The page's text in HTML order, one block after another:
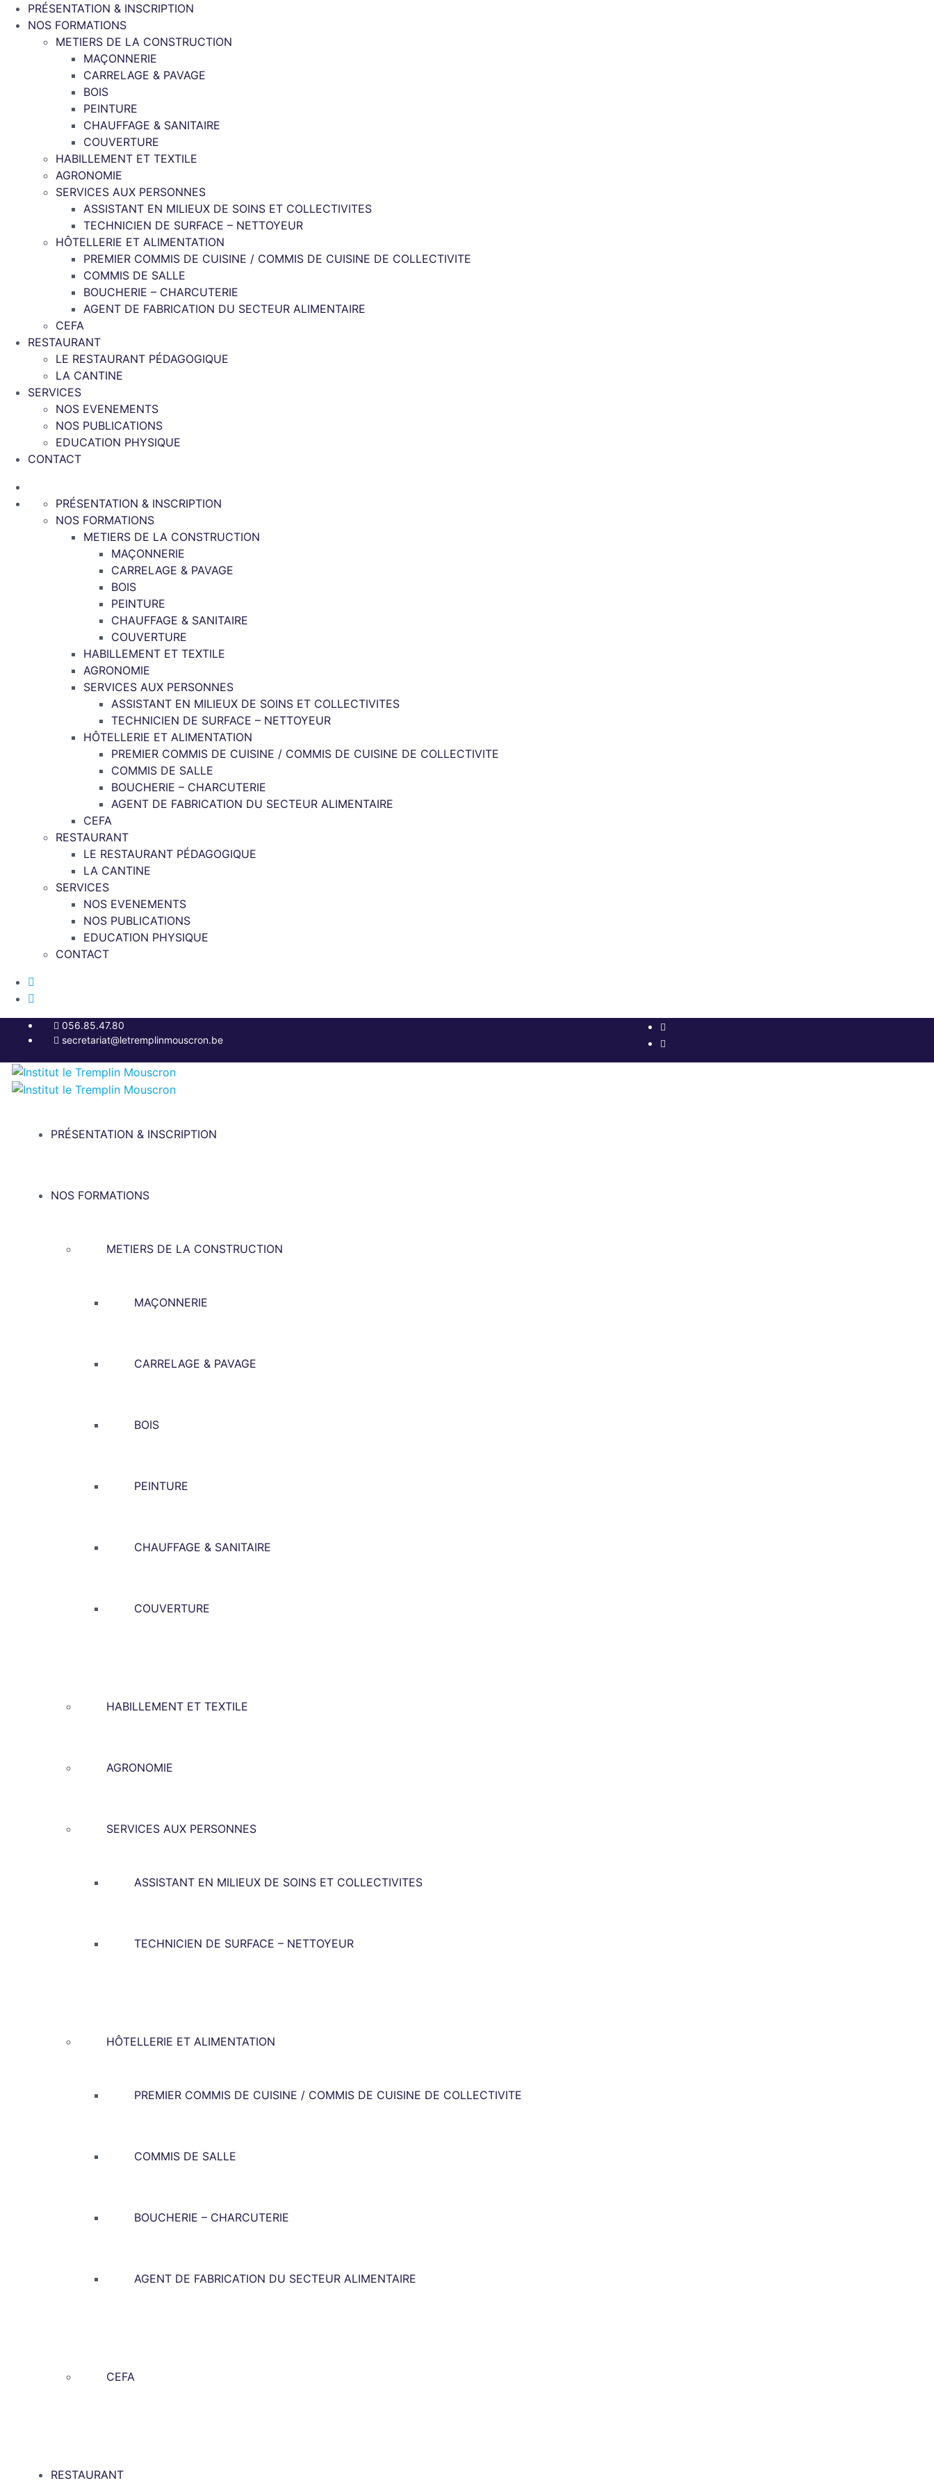
PRÉSENTATION & INSCRIPTION
NOS FORMATIONS
METIERS DE LA CONSTRUCTION
MAÇONNERIE
CARRELAGE & PAVAGE
BOIS
PEINTURE
CHAUFFAGE & SANITAIRE
COUVERTURE
HABILLEMENT ET TEXTILE
AGRONOMIE
SERVICES AUX PERSONNES
ASSISTANT EN MILIEUX DE SOINS ET COLLECTIVITES
TECHNICIEN DE SURFACE – NETTOYEUR
HÔTELLERIE ET ALIMENTATION
PREMIER COMMIS DE CUISINE / COMMIS DE CUISINE DE COLLECTIVITE
COMMIS DE SALLE
BOUCHERIE – CHARCUTERIE
AGENT DE FABRICATION DU SECTEUR ALIMENTAIRE
CEFA
RESTAURANT
LE RESTAURANT PÉDAGOGIQUE
LA CANTINE
SERVICES
NOS EVENEMENTS
NOS PUBLICATIONS
EDUCATION PHYSIQUE
CONTACT
PRÉSENTATION & INSCRIPTION
NOS FORMATIONS
METIERS DE LA CONSTRUCTION
MAÇONNERIE
CARRELAGE & PAVAGE
BOIS
PEINTURE
CHAUFFAGE & SANITAIRE
COUVERTURE
HABILLEMENT ET TEXTILE
AGRONOMIE
SERVICES AUX PERSONNES
ASSISTANT EN MILIEUX DE SOINS ET COLLECTIVITES
TECHNICIEN DE SURFACE – NETTOYEUR
HÔTELLERIE ET ALIMENTATION
PREMIER COMMIS DE CUISINE / COMMIS DE CUISINE DE COLLECTIVITE
COMMIS DE SALLE
BOUCHERIE – CHARCUTERIE
AGENT DE FABRICATION DU SECTEUR ALIMENTAIRE
CEFA
RESTAURANT
LE RESTAURANT PÉDAGOGIQUE
LA CANTINE
SERVICES
NOS EVENEMENTS
NOS PUBLICATIONS
EDUCATION PHYSIQUE
CONTACT
056.85.47.80
secretariat@letremplinmouscron.be
PRÉSENTATION & INSCRIPTION
NOS FORMATIONS
METIERS DE LA CONSTRUCTION
MAÇONNERIE
CARRELAGE & PAVAGE
BOIS
PEINTURE
CHAUFFAGE & SANITAIRE
COUVERTURE
HABILLEMENT ET TEXTILE
AGRONOMIE
SERVICES AUX PERSONNES
ASSISTANT EN MILIEUX DE SOINS ET COLLECTIVITES
TECHNICIEN DE SURFACE – NETTOYEUR
HÔTELLERIE ET ALIMENTATION
PREMIER COMMIS DE CUISINE / COMMIS DE CUISINE DE COLLECTIVITE
COMMIS DE SALLE
BOUCHERIE – CHARCUTERIE
AGENT DE FABRICATION DU SECTEUR ALIMENTAIRE
CEFA
RESTAURANT